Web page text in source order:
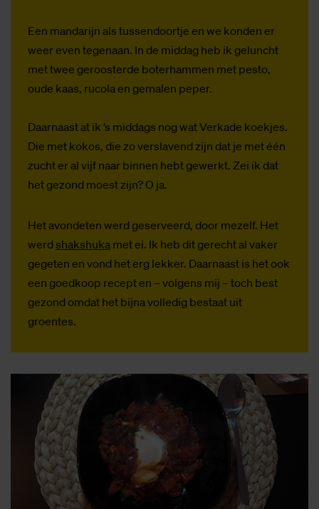
Een mandarijn als tussendoortje en we konden er
weer even tegenaan. In de middag heb ik geluncht
met twee geroosterde boterhammen met pesto,
oude kaas, rucola en gemalen peper.
Daarnaast at ik ’s middags nog wat Verkade koekjes.
Die met kokos, die zo verslavend zijn dat je met één
zucht er al vijf naar binnen hebt gewerkt. Zei ik dat
het gezond moest zijn? O ja.
Het avondeten werd geserveerd, door mezelf. Het
werd shakshuka met ei. Ik heb dit gerecht al vaker
gegeten en vond het erg lekker. Daarnaast is het ook
een goedkoop recept en – volgens mij – toch best
gezond omdat het bijna volledig bestaat uit
groentes.